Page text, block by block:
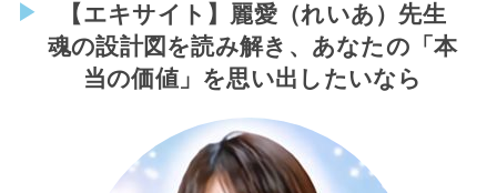
【エキサイト】麗愛（れいあ）先生
魂の設計図を読み解き、あなたの「本
当の価値」を思い出したいなら